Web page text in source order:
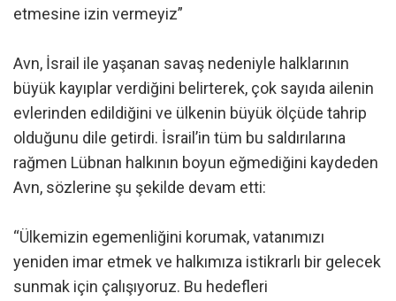
etmesine izin vermeyiz”
Avn, İsrail ile yaşanan savaş nedeniyle halklarının
büyük kayıplar verdiğini belirterek, çok sayıda ailenin
evlerinden edildiğini ve ülkenin büyük ölçüde tahrip
olduğunu dile getirdi. İsrail’in tüm bu saldırılarına
rağmen Lübnan halkının boyun eğmediğini kaydeden
Avn, sözlerine şu şekilde devam etti:
“Ülkemizin egemenliğini korumak, vatanımızı
yeniden imar etmek ve halkımıza istikrarlı bir gelecek
sunmak için çalışıyoruz. Bu hedefleri